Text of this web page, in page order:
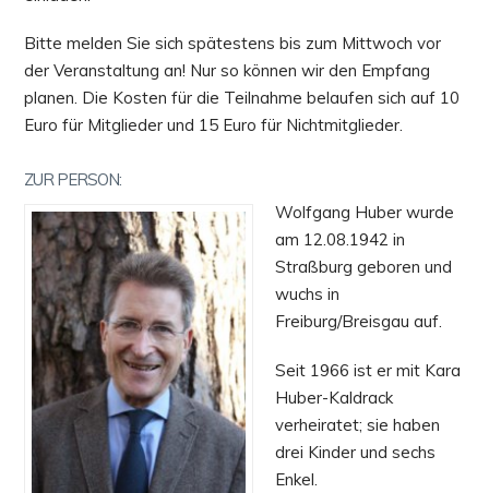
Bitte melden Sie sich spätestens bis zum Mittwoch vor
der Veranstaltung an! Nur so können wir den Empfang
planen. Die Kosten für die Teilnahme belaufen sich auf 10
Euro für Mitglieder und 15 Euro für Nichtmitglieder.
ZUR PERSON:
Wolfgang Huber wurde
am 12.08.1942 in
Straßburg geboren und
wuchs in
Freiburg/Breisgau auf.
Seit 1966 ist er mit Kara
Huber-Kaldrack
verheiratet; sie haben
drei Kinder und sechs
Enkel.